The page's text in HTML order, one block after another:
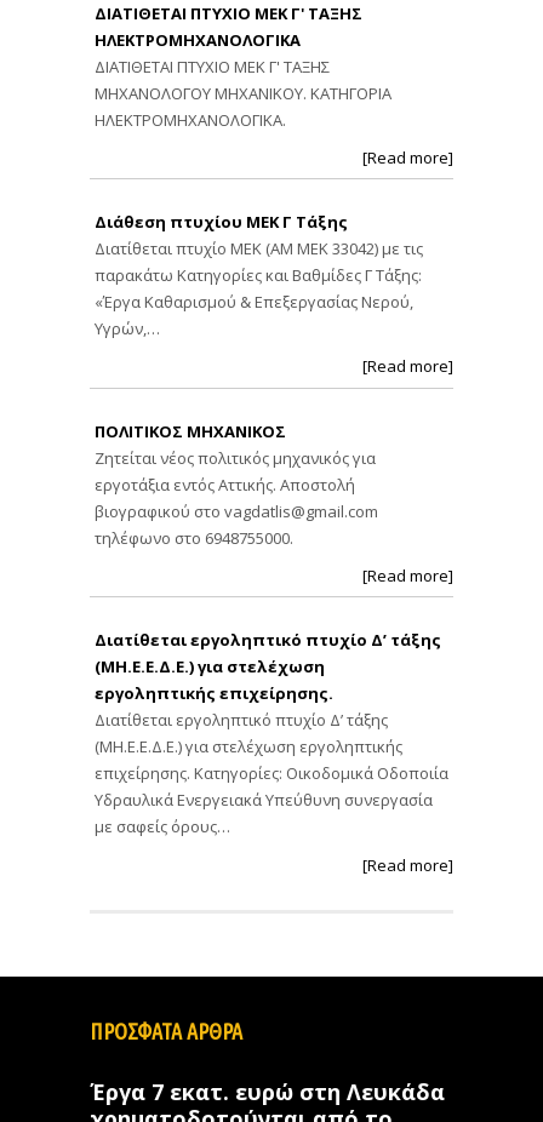
ΔΙΑΤΙΘΕΤΑΙ ΠΤΥΧΙΟ ΜΕΚ Γ' ΤΑΞΗΣ
ΗΛΕΚΤΡΟΜΗΧΑΝΟΛΟΓΙΚΑ
ΔΙΑΤΙΘΕΤΑΙ ΠΤΥΧΙΟ ΜΕΚ Γ' ΤΑΞΗΣ
ΜΗΧΑΝΟΛΟΓΟΥ ΜΗΧΑΝΙΚΟΥ. ΚΑΤΗΓΟΡΙΑ
ΗΛΕΚΤΡΟΜΗΧΑΝΟΛΟΓΙΚΑ.
[Read more]
Διάθεση πτυχίου ΜΕΚ Γ Τάξης
Διατίθεται πτυχίο ΜΕΚ (ΑΜ ΜΕΚ 33042) με τις
παρακάτω Κατηγορίες και Βαθμίδες Γ Τάξης:
«Έργα Καθαρισμού & Επεξεργασίας Νερού,
Υγρών,…
[Read more]
ΠΟΛΙΤΙΚΟΣ ΜΗΧΑΝΙΚΟΣ
Ζητείται νέος πολιτικός μηχανικός για
εργοτάξια εντός Αττικής. Αποστολή
βιογραφικού στο vagdatlis@gmail.com
τηλέφωνο στο 6948755000.
[Read more]
Διατίθεται εργοληπτικό πτυχίο Δ’ τάξης
(ΜΗ.Ε.Ε.Δ.Ε.) για στελέχωση
εργοληπτικής επιχείρησης.
Διατίθεται εργοληπτικό πτυχίο Δ’ τάξης
(ΜΗ.Ε.Ε.Δ.Ε.) για στελέχωση εργοληπτικής
επιχείρησης. Κατηγορίες: Οικοδομικά Οδοποιία
Υδραυλικά Ενεργειακά Υπεύθυνη συνεργασία
με σαφείς όρους…
[Read more]
ΠΡΟΣΦΑΤΑ ΑΡΘΡΑ
Έργα 7 εκατ. ευρώ στη Λευκάδα